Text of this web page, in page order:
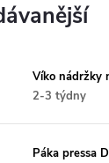
Víko nádržky
2-3 týdny
Páka pressa